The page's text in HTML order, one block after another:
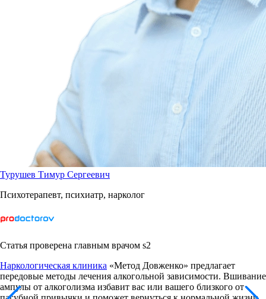
Турушев Тимур Сергеевич
Психотерапевт, психиатр, нарколог
Статья проверена главным врачом s2
Наркологическая клиника «Метод Довженко» предлагает
передовые методы лечения алкогольной зависимости. Вшивание
ампулы от алкоголизма избавит вас или вашего близкого от